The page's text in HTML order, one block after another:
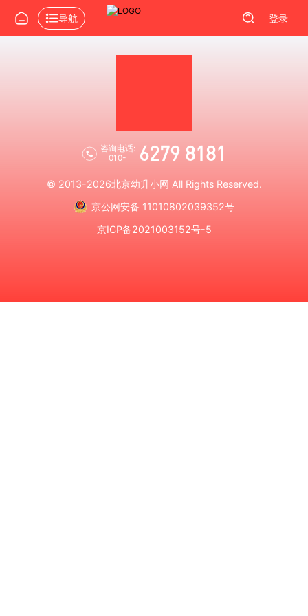
导航 登录
咨询电话:
010-
6279 8181
© 2013-2026北京幼升小网 All Rights Reserved.
京公网安备 11010802039352号
京ICP备2021003152号-5